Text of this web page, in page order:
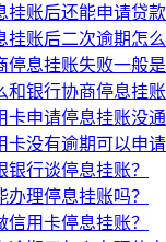
挂账后还能申请贷
挂账后二次逾期怎
停息挂账失败一般
和银行协商停息挂
卡申请停息挂账没
卡没有逾期可以申
行谈停息挂账？
理停息挂账吗？
用卡停息挂账？